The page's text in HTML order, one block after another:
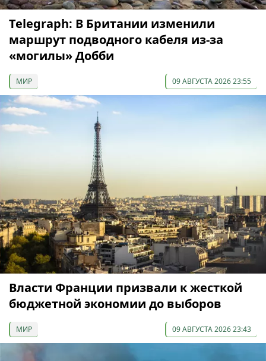
Telegraph: В Британии изменили
маршрут подводного кабеля из-за
«могилы» Добби
МИР 09 АВГУСТА 2026 23:55
Власти Франции призвали к жесткой
бюджетной экономии до выборов
МИР 09 АВГУСТА 2026 23:43